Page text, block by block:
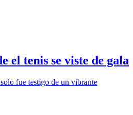
el tenis se viste de gala
fue testigo de un vibrante